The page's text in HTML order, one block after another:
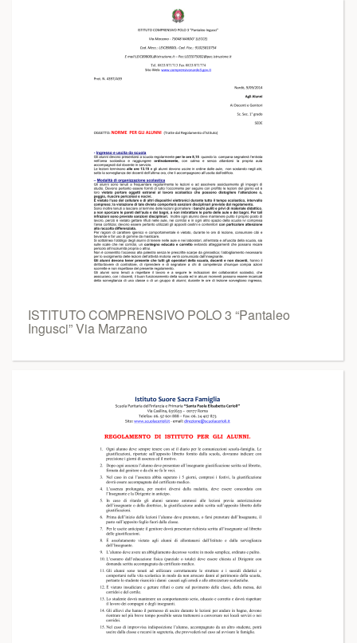
ISTITUTO COMPRENSIVO POLO 3 “Pantaleo
Ingusci” Via Marzano